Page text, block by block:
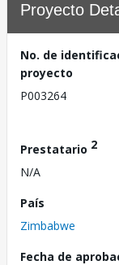
Proyecto
No. de
proyecto
P003264
Prestatario 2
N/A
País
Zimbabwe
Fecha de